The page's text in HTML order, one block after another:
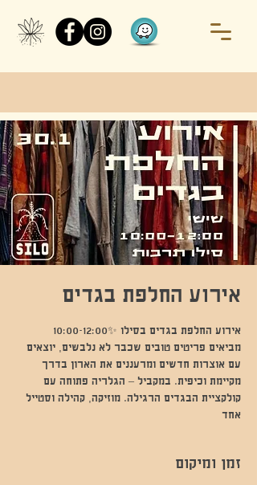
אירוע החלפת בגדים
מביאים פריטים טובים שכבר לא נלבשים, יוצאים
עם אוצרות חדשים ומרעננים את הארון בדרך
מקיימת וכיפית. במקביל – הגלריה פתוחה עם
קולקציית הבגדים הרגילה. מוזיקה, קהילה וסטייל
אחד
זמן ומיקום